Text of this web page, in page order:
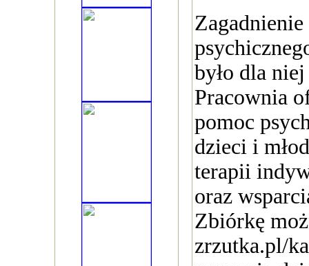
było dla
Pracownia
pomoc
dzieci i
terapii
oraz
Zbiórkę
zrzutka.pl/